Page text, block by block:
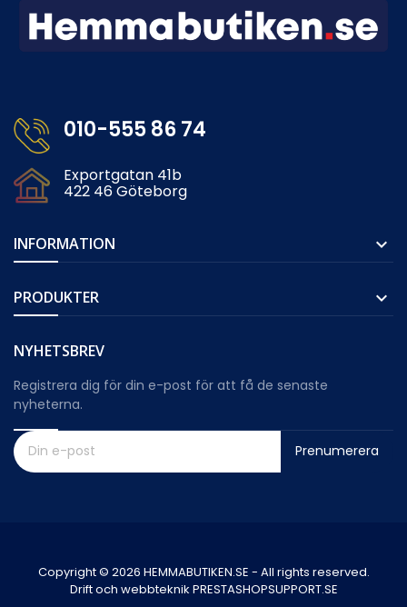
010-555 86 74
Exportgatan 41b
422 46 Göteborg
INFORMATION 
PRODUKTER 
NYHETSBREV
Registrera dig för din e-post för att få de senaste
nyheterna.
Prenumerera
Copyright © 2026 HEMMABUTIKEN.SE - All rights reserved.
Drift och webbteknik PRESTASHOPSUPPORT.SE